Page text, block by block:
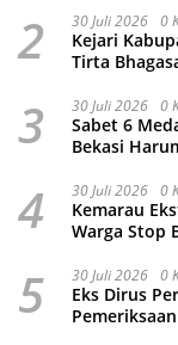
2 30 Juli 2026 0
Kejari
Tirta
3 30 Juli 2026 0
Sabet 6
Bekasi
4 30 Juli 2026 0
Kemarau
Warga Stop
5 30 Juli 2026 0
Eks Dirus